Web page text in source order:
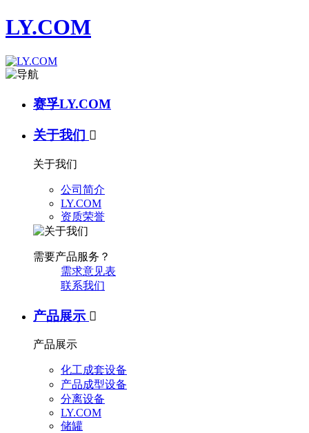
LY.COM
赛孚LY.COM
关于我们 
关于我们
公司简介
LY.COM
资质荣誉
需要产品服务？
需求意见表
联系我们
产品展示 
产品展示
化工成套设备
产品成型设备
分离设备
LY.COM
储罐